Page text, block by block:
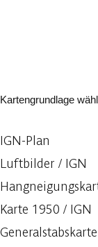
Kartengrundlage
IGN-Plan
Luftbilder / IGN
Karte 1950 / IGN